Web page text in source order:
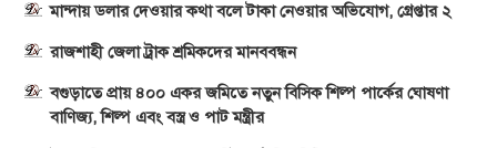
মান্দায় ডলার দেওয়ার কথা বলে টাকা নেওয়ার অভিযোগ, গ্রেপ্তার ২
রাজশাহী জেলা ট্রাক শ্রমিকদের মানববন্ধন
বগুড়াতে প্রায় ৪০০ একর জমিতে নতুন বিসিক শিল্প পার্কের ঘোষণা
বাণিজ্য, শিল্প এবং বস্ত্র ও পাট মন্ত্রীর